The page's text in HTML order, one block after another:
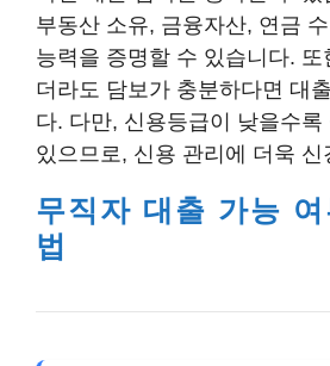
부동산 소유, 금융자산, 연금
능력을 증명할 수 있습니다.
더라도 담보가 충분하다면 대
다. 다만, 신용등급이 낮을수
있으므로, 신용 관리에 더욱 신
무직자 대출 가능
법